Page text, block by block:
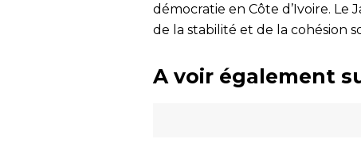
démocratie en Côte d’Ivoire.
de la stabilité et de la cohésion
A voir également